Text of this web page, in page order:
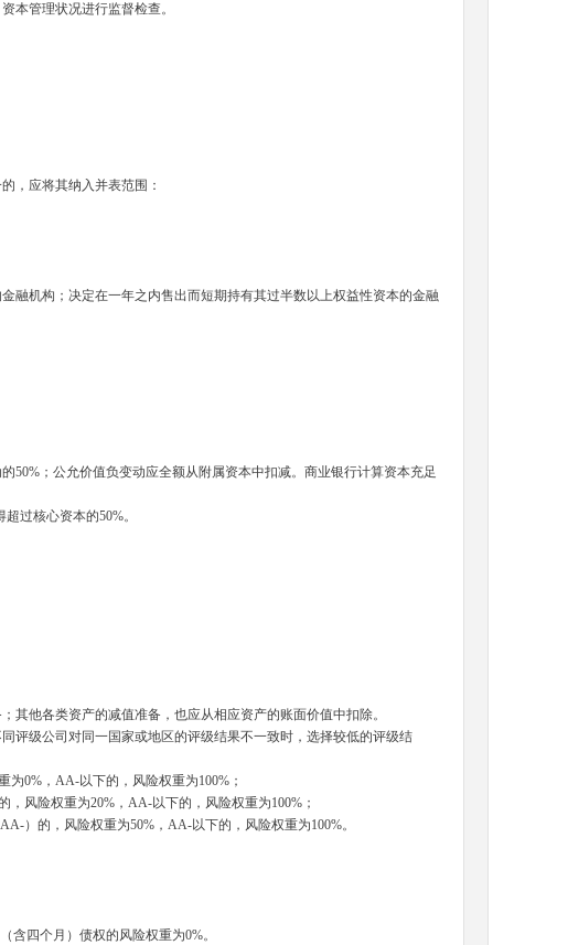
本管理状况进行监督检查。
，应将其纳入并表范围：
机构；决定在一年之内售出而短期持有其过半数以上权益性资本的金融
50% ；公允价值负变动应全额从附属资本中扣减。商业银行计算资本充足
超过核心资本的50%。
他各类资产的减值准备，也应从相应资产的账面价值中扣除。
级公司对同一国家或地区的评级结果不一致时，选择较低的评级结
为0% ， AA-以下的，风险权重为100% ；
，风险权重为20% ， AA-以下的，风险权重为100% ；
AA-）的，风险权重为50% ， AA-以下的，风险权重为100%。
含四个月）债权的风险权重为0%。